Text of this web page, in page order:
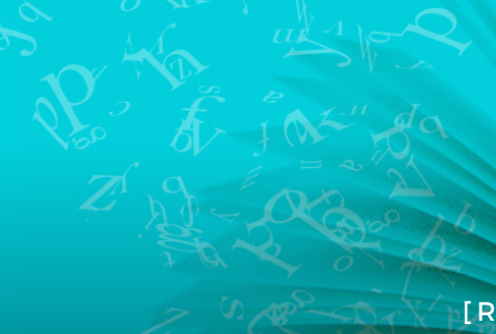
Aller
menu
Aller
contenu
Aller
la
recherche